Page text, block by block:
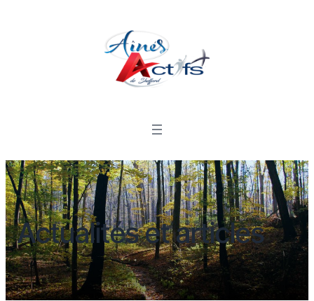
Actualités et articles